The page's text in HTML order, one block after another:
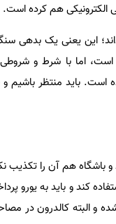
الکترونیکی هم کرده است.
میلیارد را به این شرکت بازگرداند؛ این
اما با شرط و
باید منتظر باشیم و
و باشگاه هم آن را تکذیب
کند و باید به یورو
که تا امروز پرداخت نشده و البته